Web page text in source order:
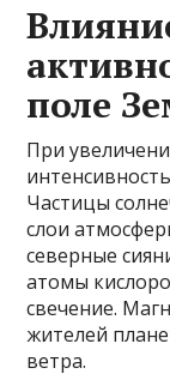
поле
При
Частицы
слои
северные
атомы
свечение.
жителей
ветра.